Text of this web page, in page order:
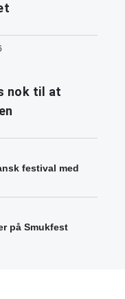
nok til at
festival med
på Smukfest